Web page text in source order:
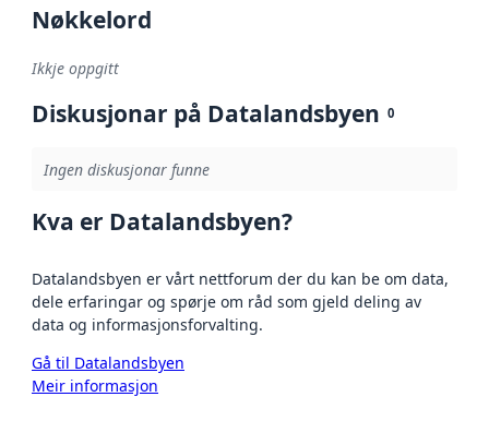
Nøkkelord
Ikkje oppgitt
Diskusjonar på Datalandsbyen 0
Ingen diskusjonar funne
Kva er Datalandsbyen?
Datalandsbyen er vårt nettforum der du kan be om data,
dele erfaringar og spørje om råd som gjeld deling av
data og informasjonsforvalting.
Gå til Datalandsbyen
Meir informasjon